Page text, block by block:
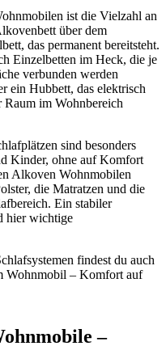
ist die Vielzahl an
über dem
das permanent bereitsteht.
Einzelbetten im Heck, die je
verbunden werden
ein Hubbett, das elektrisch
Raum im Wohnbereich
sind besonders
Kinder, ohne auf Komfort
Alkoven Wohnmobilen
die Matratzen und die
Ein stabiler
hier wichtige
findest du auch
Wohnmobil – Komfort auf
–